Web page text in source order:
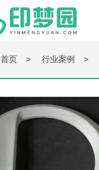
首页 > 行业案例 >